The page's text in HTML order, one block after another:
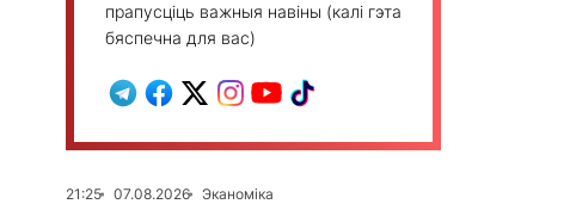
прапусціць важныя навіны (калі гэта
бяспечна для вас)
21:25 07.08.2026
Эканоміка